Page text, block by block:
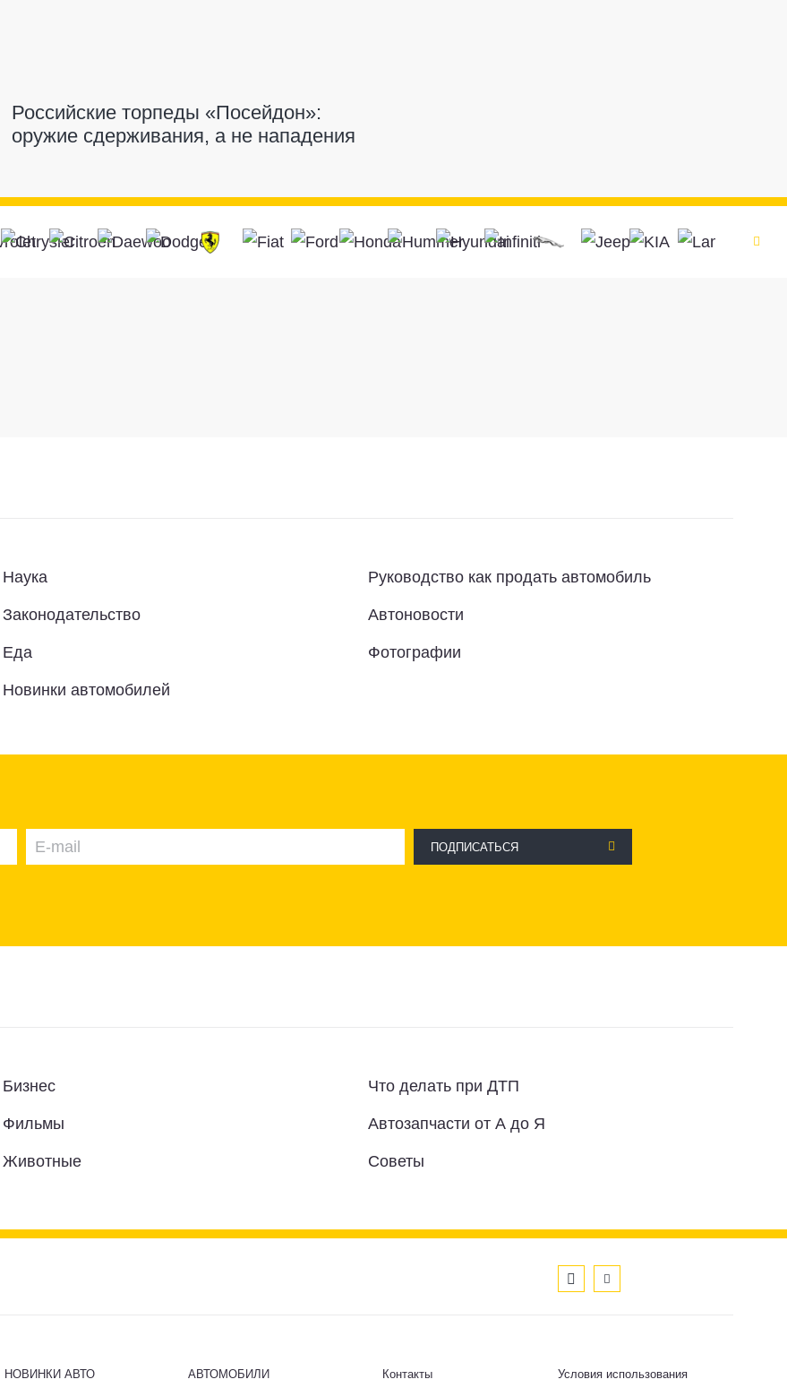
Российские торпеды «Посейдон»:
оружие сдерживания, а не нападения
Наука
Законодательство
Еда
Новинки автомобилей
Руководство как продать автомобиль
Автоновости
Фотографии
ПОДПИСАТЬСЯ
Бизнес
Фильмы
Животные
Что делать при ДТП
Автозапчасти от А до Я
Советы
НОВИНКИ АВТО АВТОМОБИЛИ Контакты Условия использования